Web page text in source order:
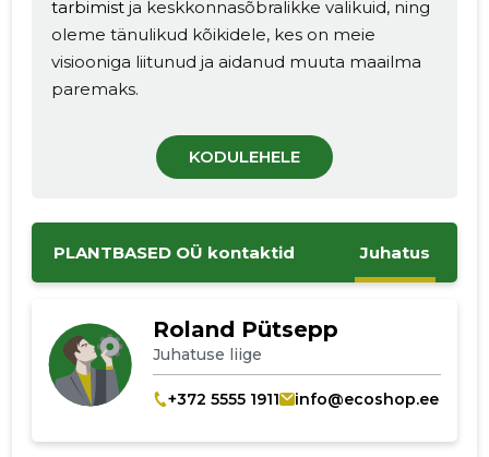
tarbimist ja keskkonnasõbralikke valikuid, ning
oleme tänulikud kõikidele, kes on meie
visiooniga liitunud ja aidanud muuta maailma
paremaks.
KODULEHELE
PLANTBASED OÜ kontaktid Juhatus
Roland Pütsepp
Juhatuse liige
+372 5555 1911 info@ecoshop.ee